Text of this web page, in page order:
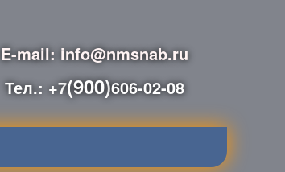
E-mail: info@nmsnab.ru
Тел.: +7(900)606-02-08